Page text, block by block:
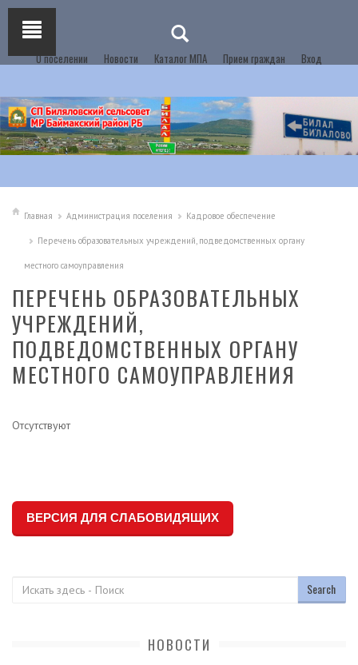
О поселении Новости Каталог МПА Прием граждан Вход
Главная Администрация поселения Кадровое обеспечение
Перечень образовательных учреждений, подведомственных органу
местного самоуправления
ПЕРЕЧЕНЬ ОБРАЗОВАТЕЛЬНЫХ
УЧРЕЖДЕНИЙ,
ПОДВЕДОМСТВЕННЫХ ОРГАНУ
МЕСТНОГО САМОУПРАВЛЕНИЯ
Отсутствуют
ВЕРСИЯ ДЛЯ СЛАБОВИДЯЩИХ
НОВОСТИ